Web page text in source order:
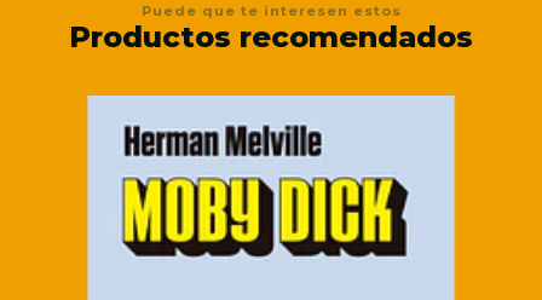
Puede que te interesen estos
Productos recomendados